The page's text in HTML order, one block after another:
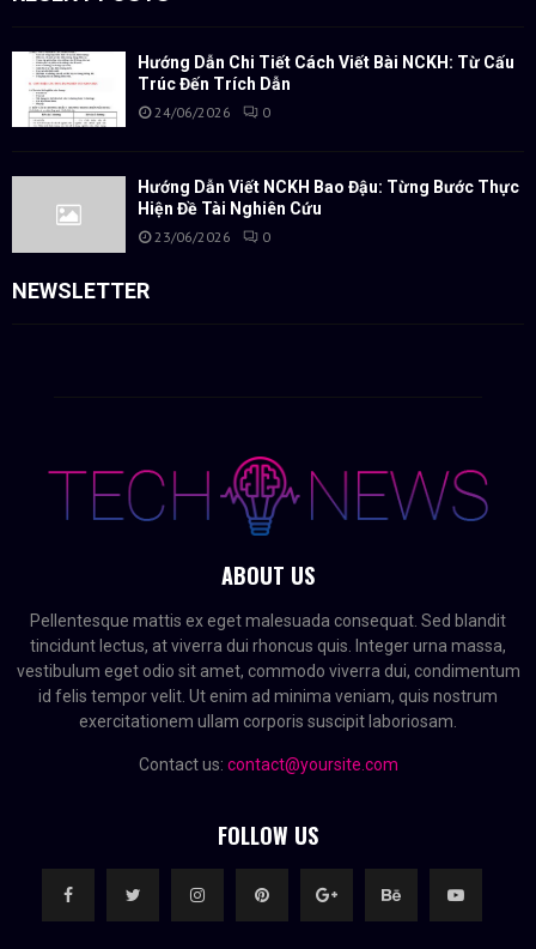
Hướng Dẫn Chi Tiết Cách Viết Bài NCKH: Từ Cấu
Trúc Đến Trích Dẫn
24/06/2026 0
Hướng Dẫn Viết NCKH Bao Đậu: Từng Bước Thực
Hiện Đề Tài Nghiên Cứu
23/06/2026 0
NEWSLETTER
ABOUT US
Pellentesque mattis ex eget malesuada consequat. Sed blandit
tincidunt lectus, at viverra dui rhoncus quis. Integer urna massa,
vestibulum eget odio sit amet, commodo viverra dui, condimentum
id felis tempor velit. Ut enim ad minima veniam, quis nostrum
exercitationem ullam corporis suscipit laboriosam.
Contact us: contact@yoursite.com
FOLLOW US